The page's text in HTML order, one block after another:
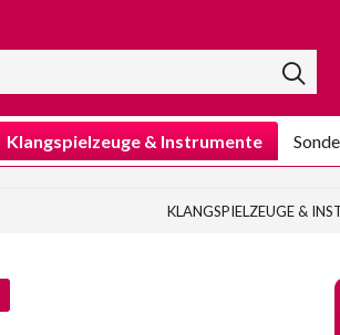
Klangspielzeuge & Instrumente
KLANGSPIELZEUGE &